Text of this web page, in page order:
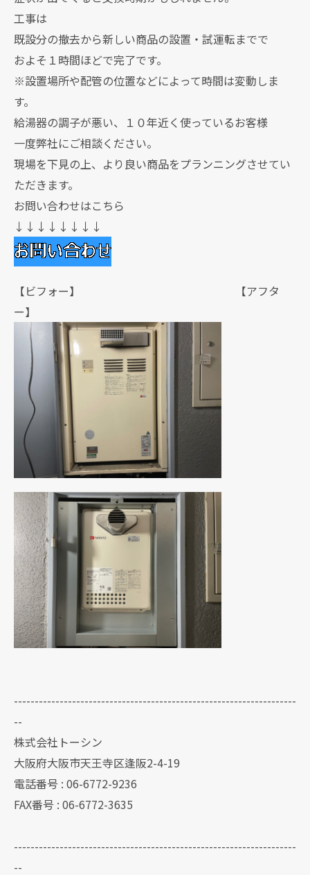
工事は
既設分の撤去から新しい商品の設置・試運転までで
およそ１時間ほどで完了です。
※設置場所や配管の位置などによって時間は変動しま
す。
給湯器の調子が悪い、１０年近く使っているお客様
一度弊社にご相談ください。
現場を下見の上、より良い商品をプランニングさせてい
ただきます。
お問い合わせはこちら
↓↓↓↓↓↓↓↓
【ビフォー】 【アフタ
ー】
--------------------------------------------------------------------
--
株式会社トーシン
大阪府大阪市天王寺区逢阪2-4-19
電話番号 : 06-6772-9236
FAX番号 : 06-6772-3635
--------------------------------------------------------------------
--